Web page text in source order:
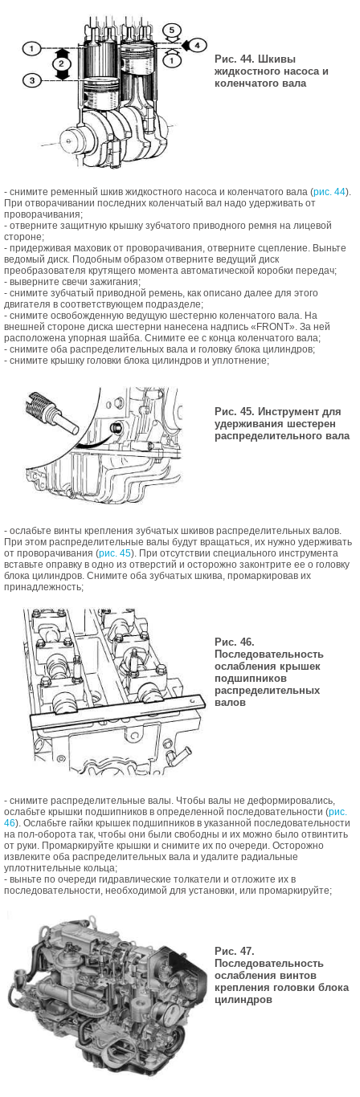
Рис. 44. Шкивы
жидкостного насоса и
коленчатого вала
- снимите ременный шкив жидкостного насоса и коленчатого вала (рис. 44).
При отворачивании последних коленчатый вал надо удерживать от
проворачивания;
- отверните защитную крышку зубчатого приводного ремня на лицевой
стороне;
- придерживая маховик от проворачивания, отверните сцепление. Выньте
ведомый диск. Подобным образом отверните ведущий диск
преобразователя крутящего момента автоматической коробки передач;
- выверните свечи зажигания;
- снимите зубчатый приводной ремень, как описано далее для этого
двигателя в соответствующем подразделе;
- снимите освобожденную ведущую шестерню коленчатого вала. На
внешней стороне диска шестерни нанесена надпись «FRONT». За ней
расположена упорная шайба. Снимите ее с конца коленчатого вала;
- снимите оба распределительных вала и головку блока цилиндров;
- снимите крышку головки блока цилиндров и уплотнение;
Рис. 45. Инструмент для
удерживания шестерен
распределительного вала
- ослабьте винты крепления зубчатых шкивов распределительных валов.
При этом распределительные валы будут вращаться, их нужно удерживать
от проворачивания (рис. 45). При отсутствии специального инструмента
вставьте оправку в одно из отверстий и осторожно законтрите ее о головку
блока цилиндров. Снимите оба зубчатых шкива, промаркировав их
принадлежность;
Рис. 46.
Последовательность
ослабления крышек
подшипников
распределительных
валов
- снимите распределительные валы. Чтобы валы не деформировались,
ослабьте крышки подшипников в определенной последовательности (рис.
46). Ослабьте гайки крышек подшипников в указанной последовательности
на пол-оборота так, чтобы они были свободны и их можно было отвинтить
от руки. Промаркируйте крышки и снимите их по очереди. Осторожно
извлеките оба распределительных вала и удалите радиальные
уплотнительные кольца;
- выньте по очереди гидравлические толкатели и отложите их в
последовательности, необходимой для установки, или промаркируйте;
Рис. 47.
Последовательность
ослабления винтов
крепления головки блока
цилиндров